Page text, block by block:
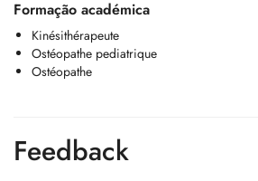
Formação académica
Kinésithérapeute
Ostéopathe pediatrique
Ostéopathe
Feedback